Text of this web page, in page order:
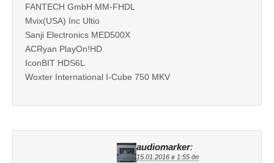
FANTECH GmbH MM-FHDL
Mvix(USA) Inc Ultio
Sanji Electronics MED500X
ACRyan PlayOn!HD
IconBIT HDS6L
Woxter International I-Cube 750 MKV
audiomarker:
15.01.2016 в 1:55 дп